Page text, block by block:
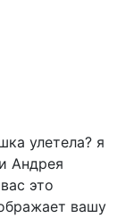
улетела? я
Андрея
это
вашу